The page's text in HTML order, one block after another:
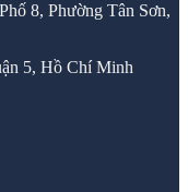
8, Phường Tân Sơn,
5, Hồ Chí Minh